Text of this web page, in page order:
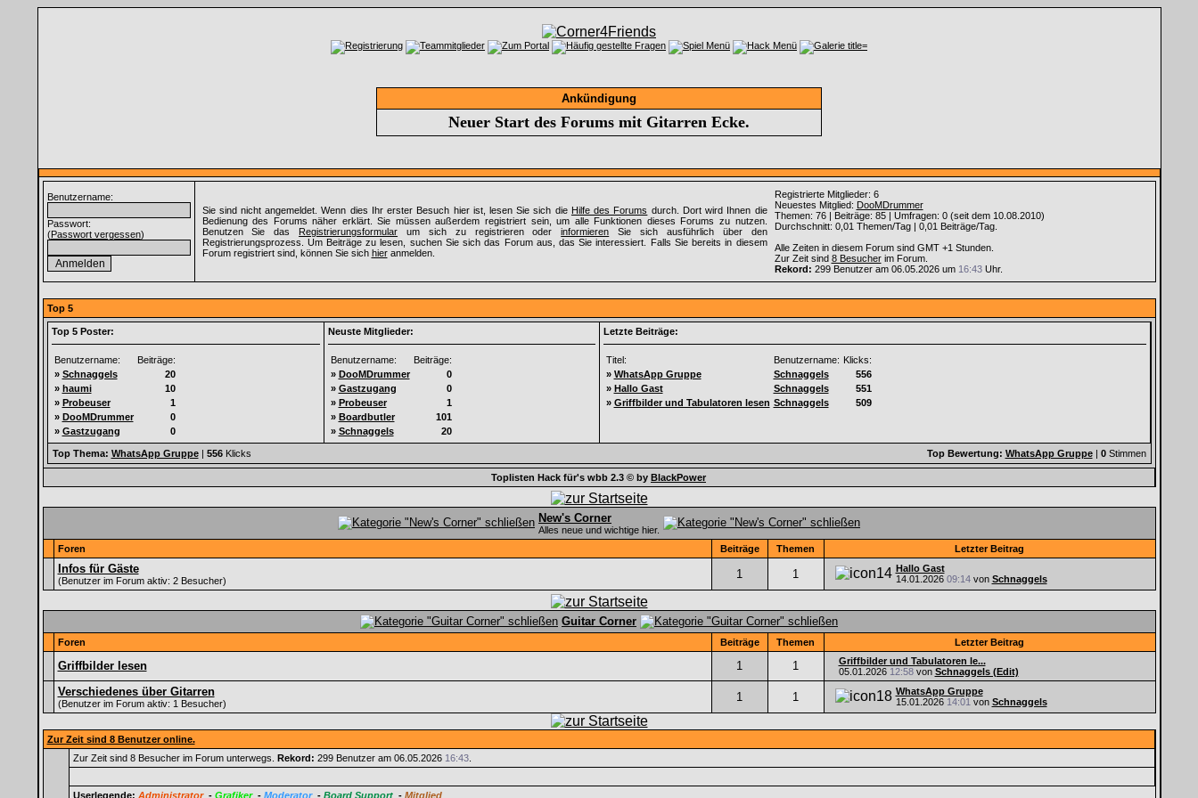
Ankündigung
Neuer Start des Forums mit Gitarren Ecke.
Benutzername:
Passwort:
(Passwort vergessen)
Sie sind nicht angemeldet. Wenn dies Ihr erster Besuch hier ist, lesen Sie sich die Hilfe des Forums durch. Dort wird Ihnen die
Bedienung des Forums näher erklärt. Sie müssen außerdem registriert sein, um alle Funktionen dieses Forums zu nutzen.
Benutzen Sie das Registrierungsformular um sich zu registrieren oderinformieren Sie sich ausführlich über den
Registrierungsprozess. Um Beiträge zu lesen, suchen Sie sich das Forum aus, das Sie interessiert. Falls Sie bereits in diesem
Forum registriert sind, können Sie sich hieranmelden.
Registrierte Mitglieder: 6
Neuestes Mitglied: DooMDrummer
Themen: 76 | Beiträge: 85 | Umfragen: 0 (seit dem 10.08.2010)
Durchschnitt: 0,01 Themen/Tag | 0,01 Beiträge/Tag.
Alle Zeiten in diesem Forum sind GMT +1 Stunden.
Zur Zeit sind 8 Besucherim Forum.
Rekord: 299 Benutzer am 06.05.2026 um 16:43Uhr.
Top 5
Top 5 Poster:
Benutzername:
Beiträge:
» Schnaggels
20
» haumi
10
» Probeuser
1
» DooMDrummer
0
» Gastzugang 0
Neuste Mitglieder:
Benutzername:
Beiträge:
» DooMDrummer
0
» Gastzugang
0
» Probeuser
1
» Boardbutler
101
» Schnaggels 20
Letzte Beiträge:
Titel: Benutzername: Klicks:
» WhatsApp Gruppe Schnaggels
556
» Hallo Gast Schnaggels
551
» Griffbilder und Tabulatoren lesen Schnaggels 509
Top Thema: WhatsApp Gruppe| 556Klicks Top Bewertung: WhatsApp Gruppe| 0Stimmen
Toplisten Hack für's wbb 2.3 © by BlackPower
New's Corner
Alles neue und wichtige hier.
Foren
Beiträge Themen Letzter Beitrag
Infos für Gäste
(Benutzer im Forum aktiv: 2 Besucher) 1 1
Hallo Gast
14.01.2026 09:14von Schnaggels
Guitar Corner
Foren Beiträge Themen Letzter Beitrag
Griffbilder lesen 1 1
Griffbilder und Tabulatoren le...
05.01.2026 12:58von Schnaggels (Edit)
Verschiedenes über Gitarren
(Benutzer im Forum aktiv: 1 Besucher) 1 1
WhatsApp Gruppe
15.01.2026 14:01 von Schnaggels
Zur Zeit sind 8 Benutzer online.
Zur Zeit sind 8 Besucher im Forum unterwegs. Rekord: 299 Benutzer am 06.05.2026 16:43.
Userlegende: Administrator- Grafiker- Moderator- Board Support- Mitglied